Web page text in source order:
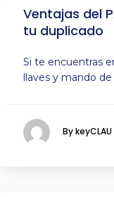
Ventajas del
tu duplicado
Si te encuentras
llaves y mando
By keyCLAU